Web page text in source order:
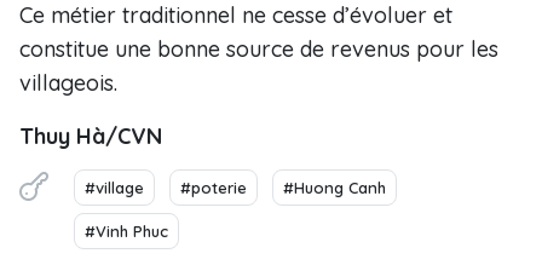
Ce métier traditionnel ne cesse d’évoluer et
constitue une bonne source de revenus pour les
villageois.
Thuy Hà/CVN
#village #poterie #Huong Canh
#Vinh Phuc